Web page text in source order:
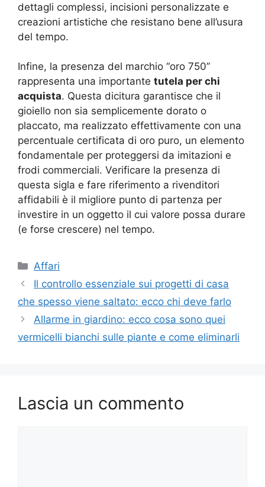
dettagli complessi, incisioni personalizzate e
creazioni artistiche che resistano bene all’usura
del tempo.
Infine, la presenza del marchio “oro 750”
rappresenta una importante tutela per chi
acquista. Questa dicitura garantisce che il
gioiello non sia semplicemente dorato o
placcato, ma realizzato effettivamente con una
percentuale certificata di oro puro, un elemento
fondamentale per proteggersi da imitazioni e
frodi commerciali. Verificare la presenza di
questa sigla e fare riferimento a rivenditori
affidabili è il migliore punto di partenza per
investire in un oggetto il cui valore possa durare
(e forse crescere) nel tempo.
Categorie
Affari
Il controllo essenziale sui progetti di casa
che spesso viene saltato: ecco chi deve farlo
Allarme in giardino: ecco cosa sono quei
vermicelli bianchi sulle piante e come eliminarli
Lascia un commento